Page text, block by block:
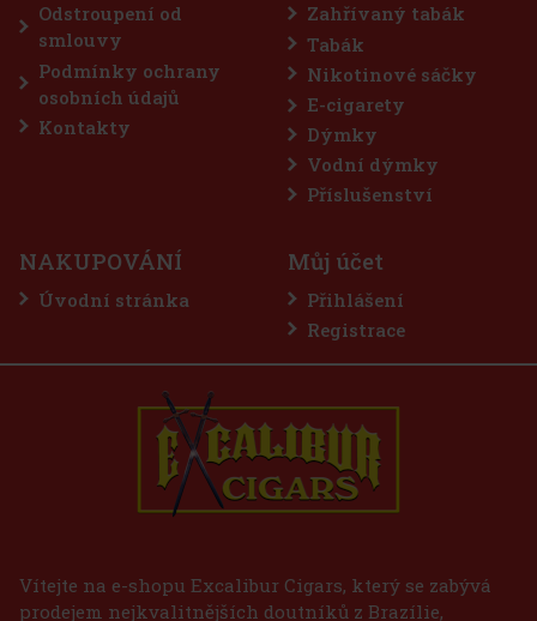
Odstroupení od
smlouvy
Podmínky ochrany
osobních údajů
Kontakty
Zahřívaný tabák
Tabák
Nikotinové sáčky
E-cigarety
Dýmky
Vodní dýmky
Příslušenství
NAKUPOVÁNÍ
Úvodní stránka
Můj účet
Přihlášení
Registrace
Vítejte na e-shopu Excalibur Cigars, který se zabývá
prodejem nejkvalitnějších doutníků z Brazílie,